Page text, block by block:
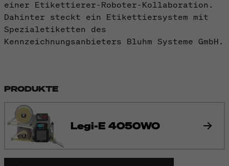
einer Etikettierer-Roboter-Kollaboration.
Dahinter steckt ein Etikettiersystem mit
Spezialetiketten des
Kennzeichnungsanbieters Bluhm Systeme GmbH.
PRODUKTE
Legi-E 4050WO